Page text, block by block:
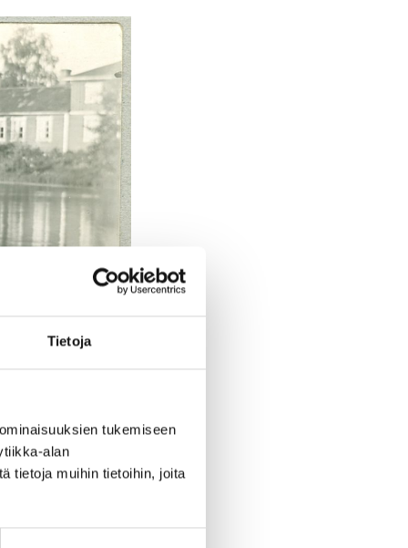
Tietoja
tukemiseen
alan
tietoja muihin tietoihin, joita